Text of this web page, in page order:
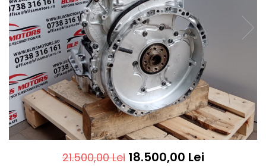
21.500,00 Lei 18.500,00 Lei